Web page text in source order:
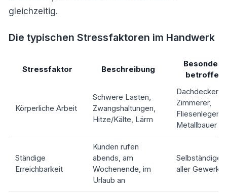
gleichzeitig.
Die typischen Stressfaktoren im Handwerk
Stressfaktor Beschreibung
Besonders
betroffen
Körperliche Arbeit
Schwere Lasten,
Zwangshaltungen,
Hitze/Kälte, Lärm
Dachdecker,
Zimmerer,
Fliesenleger,
Metallbauer
Ständige
Erreichbarkeit
Kunden rufen
abends, am
Wochenende, im
Urlaub an
Selbständige
aller Gewerke